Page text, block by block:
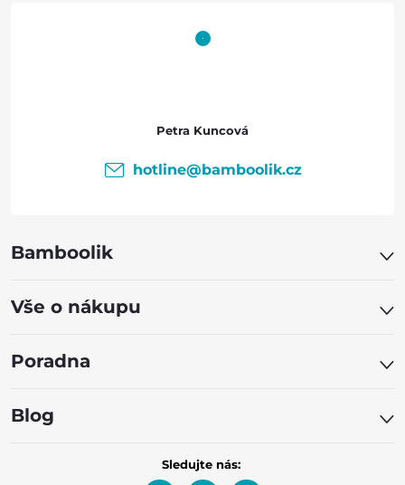
Bamboolik
Vše o nákupu
Poradna
Blog
Petra Kuncová
hotline@bamboolik.cz
Sledujte nás: